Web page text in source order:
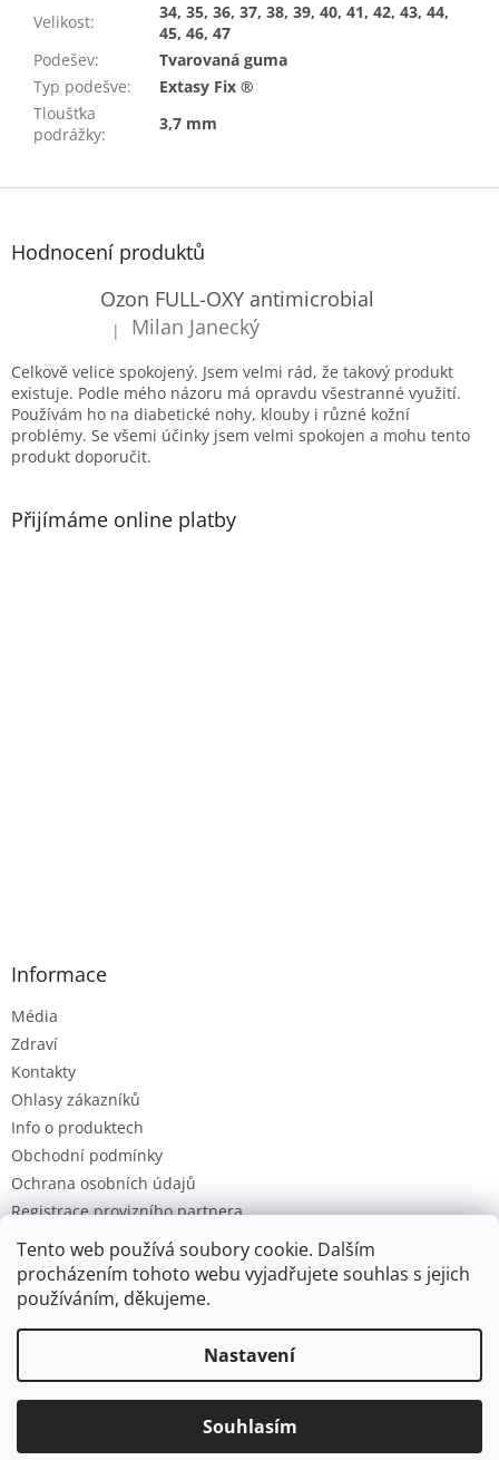
Tento web používá soubory cookie. Dalším
procházením tohoto webu vyjadřujete souhlas s jejich
používáním, děkujeme.
Nastavení
Souhlasím
Ve dnech 4.-14.8. dobíjíme baterky. Všechny objednávky budou
postupně zpracovány po tomto datu. Děkujeme za laskavé
Velikost:
34, 35, 36, 37, 38, 39, 40, 41, 42, 43, 44,
45, 46, 47
Podešev:
Tvarovaná guma
Typ podešve:
Extasy Fix ®
Tloušťka
podrážky:
3,7 mm
Z
Hodnocení produktů
Ozon FULL-OXY antimicrobial
Hodnocení produktu je 5 z 5 hvězdiček.
| Milan Janecký
Celkově velice spokojený. Jsem velmi rád, že takový produkt
existuje. Podle mého názoru má opravdu všestranné využití.
Používám ho na diabetické nohy, klouby i různé kožní
problémy. Se všemi účinky jsem velmi spokojen a mohu tento
produkt doporučit.
Přijímáme online platby
Informace
Média
Zdraví
Kontakty
Ohlasy zákazníků
Info o produktech
Obchodní podmínky
Ochrana osobních údajů
Registrace provizního partnera
Provizní systém
Vytvořil Shoptet
Copyright 2026Ozon.cz. Všechna práva vyhrazena.Upravit
nastavení cookies